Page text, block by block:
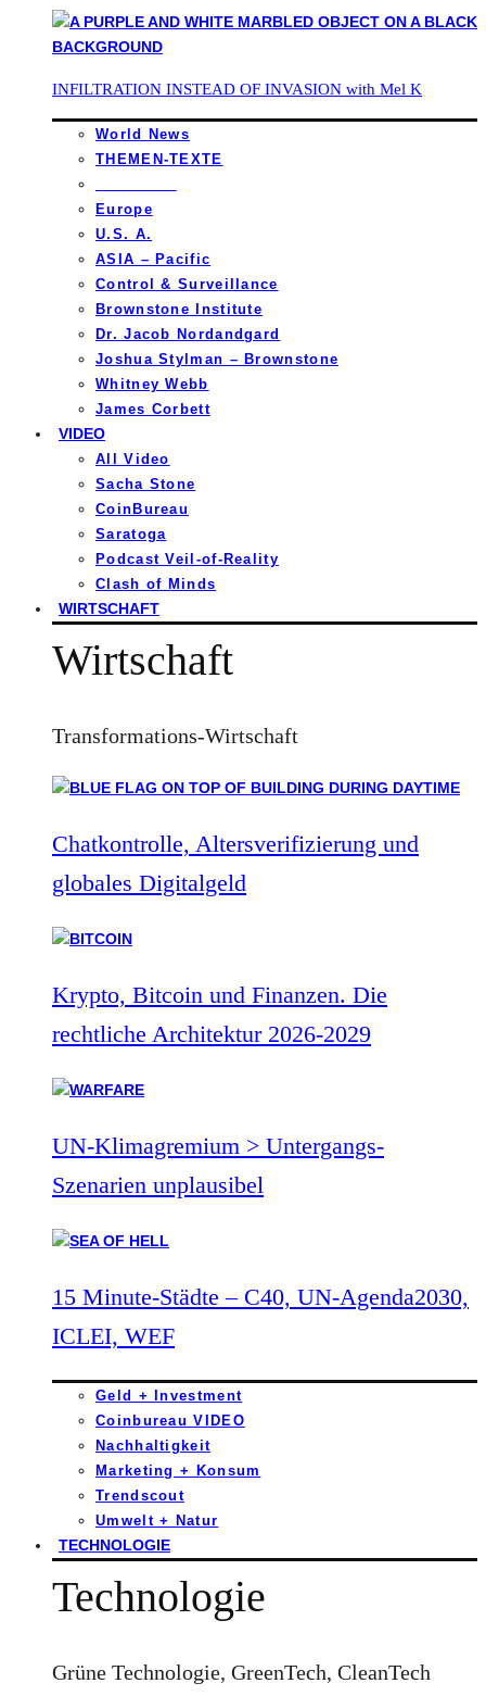
INFILTRATION INSTEAD OF INVASION with Mel K
World News
THEMEN-TEXTE
Europe
U.S. A.
ASIA – Pacific
Control & Surveillance
Brownstone Institute
Dr. Jacob Nordandgard
Joshua Stylman – Brownstone
Whitney Webb
James Corbett
VIDEO
All Video
Sacha Stone
CoinBureau
Saratoga
Podcast Veil-of-Reality
Clash of Minds
WIRTSCHAFT
Wirtschaft
Transformations-Wirtschaft
Chatkontrolle, Altersverifizierung und
globales Digitalgeld
Krypto, Bitcoin und Finanzen. Die
rechtliche Architektur 2026-2029
UN-Klimagremium > Untergangs-
Szenarien unplausibel
15 Minute-Städte – C40, UN-Agenda2030,
ICLEI, WEF
Geld + Investment
Coinbureau VIDEO
Nachhaltigkeit
Marketing + Konsum
Trendscout
Umwelt + Natur
TECHNOLOGIE
Technologie
Grüne Technologie, GreenTech, CleanTech